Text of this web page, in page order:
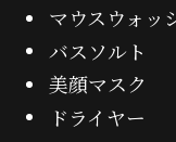
マウスウォッ
バスソルト
美顔マスク
ドライヤー